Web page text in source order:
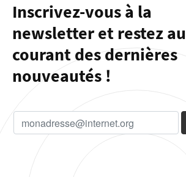
Inscrivez-vous à la
newsletter et restez au
courant des dernières
nouveautés !